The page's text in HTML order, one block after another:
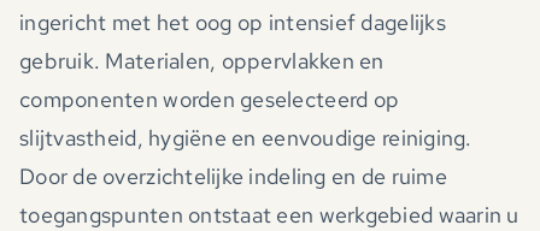
ingericht met het oog op intensief dagelijks
gebruik. Materialen, oppervlakken en
componenten worden geselecteerd op
slijtvastheid, hygiëne en eenvoudige reiniging.
Door de overzichtelijke indeling en de ruime
toegangspunten ontstaat een werkgebied waarin u